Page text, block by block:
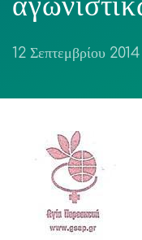
12 Σεπτεμβρίου 2014